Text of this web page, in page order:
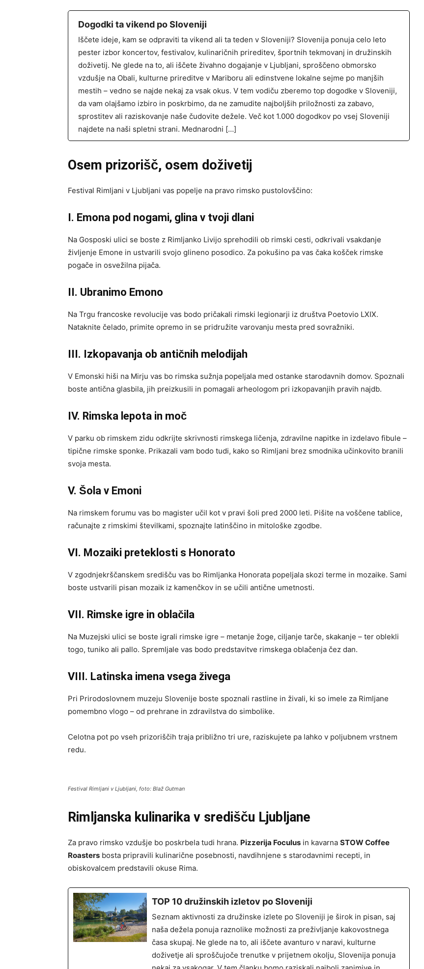
Dogodki ta vikend po Sloveniji
Iščete ideje, kam se odpraviti ta vikend ali ta teden v Sloveniji? Slovenija ponuja celo leto
pester izbor koncertov, festivalov, kulinaričnih prireditev, športnih tekmovanj in družinskih
doživetij. Ne glede na to, ali iščete živahno dogajanje v Ljubljani, sproščeno obmorsko
vzdušje na Obali, kulturne prireditve v Mariboru ali edinstvene lokalne sejme po manjših
mestih – vedno se najde nekaj za vsak okus. V tem vodiču zberemo top dogodke v Sloveniji,
da vam olajšamo izbiro in poskrbimo, da ne zamudite najboljših priložnosti za zabavo,
sprostitev ali raziskovanje naše čudovite dežele. Več kot 1.000 dogodkov po vsej Sloveniji
najdete na naši spletni strani. Mednarodni […]
Osem prizorišč, osem doživetij
Festival Rimljani v Ljubljani vas popelje na pravo rimsko pustolovščino:
I. Emona pod nogami, glina v tvoji dlani
Na Gosposki ulici se boste z Rimljanko Livijo sprehodili ob rimski cesti, odkrivali vsakdanje
življenje Emone in ustvarili svojo glineno posodico. Za pokušino pa vas čaka košček rimske
pogače in osvežilna pijača.
II. Ubranimo Emono
Na Trgu francoske revolucije vas bodo pričakali rimski legionarji iz društva Poetovio LXIX.
Nataknite čelado, primite opremo in se pridružite varovanju mesta pred sovražniki.
III. Izkopavanja ob antičnih melodijah
V Emonski hiši na Mirju vas bo rimska sužnja popeljala med ostanke starodavnih domov. Spoznali
boste antična glasbila, jih preizkusili in pomagali arheologom pri izkopavanjih pravih najdb.
IV. Rimska lepota in moč
V parku ob rimskem zidu odkrijte skrivnosti rimskega ličenja, zdravilne napitke in izdelavo fibule –
tipične rimske sponke. Prikazali vam bodo tudi, kako so Rimljani brez smodnika učinkovito branili
svoja mesta.
V. Šola v Emoni
Na rimskem forumu vas bo magister učil kot v pravi šoli pred 2000 leti. Pišite na voščene tablice,
računajte z rimskimi številkami, spoznajte latinščino in mitološke zgodbe.
VI. Mozaiki preteklosti s Honorato
V zgodnjekrščanskem središču vas bo Rimljanka Honorata popeljala skozi terme in mozaike. Sami
boste ustvarili pisan mozaik iz kamenčkov in se učili antične umetnosti.
VII. Rimske igre in oblačila
Na Muzejski ulici se boste igrali rimske igre – metanje žoge, ciljanje tarče, skakanje – ter oblekli
togo, tuniko ali pallo. Spremljale vas bodo predstavitve rimskega oblačenja čez dan.
VIII. Latinska imena vsega živega
Pri Prirodoslovnem muzeju Slovenije boste spoznali rastline in živali, ki so imele za Rimljane
pomembno vlogo – od prehrane in zdravilstva do simbolike.
Celotna pot po vseh prizoriščih traja približno tri ure, raziskujete pa lahko v poljubnem vrstnem
redu.
Festival Rimljani v Ljubljani, foto: Blaž Gutman
Rimljanska kulinarika v središču Ljubljane
Za pravo rimsko vzdušje bo poskrbela tudi hrana. Pizzerija Foculus in kavarna STOW Coffee
Roasters bosta pripravili kulinarične posebnosti, navdihnjene s starodavnimi recepti, in
obiskovalcem predstavili okuse Rima.
TOP 10 družinskih izletov po Sloveniji
Seznam aktivnosti za družinske izlete po Sloveniji je širok in pisan, saj
naša dežela ponuja raznolike možnosti za preživljanje kakovostnega
časa skupaj. Ne glede na to, ali iščete avanturo v naravi, kulturne
doživetje ali sproščujoče trenutke v prijetnem okolju, Slovenija ponuja